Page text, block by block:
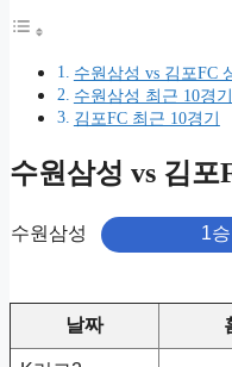
수원삼성 vs 김포FC
수원삼성 최근 10경기
김포FC 최근 10경기
수원삼성 vs 김포
수원삼성 1승
날짜